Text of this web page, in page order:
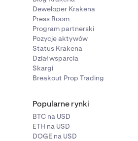
cen:
Zlecenia można składać
4% od ostatniej
ceny indeksu.
Oferty nie mogą być składane
a zapytania nie mogą być
4% ostatniej obserwowanej
Zlecenia poza tym zakresem
z komunikatem o błędzie
.
Deweloper Krakena
Press Room
Program partnerski
Pozycje aktywów
Status Krakena
Dział wsparcia
Skargi
Breakout Prop Trading
Popularne rynki
BTC na USD
ETH na USD
DOGE na USD